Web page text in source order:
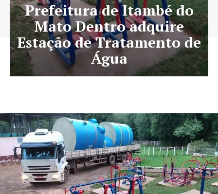
Prefeitura de Itambé do
Mato Dentro adquire
Estação de Tratamento de
Água